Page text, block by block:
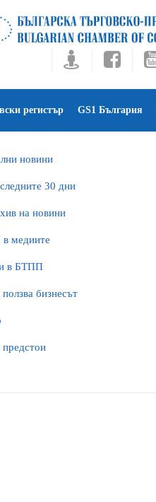
регистър GS1 България
новини
30 дни
на новини
медиите
в БТПП
бизнесът
предстои